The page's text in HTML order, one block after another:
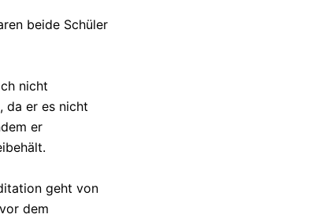
beide Schüler
nicht
da er es nicht
er
geht von
dem